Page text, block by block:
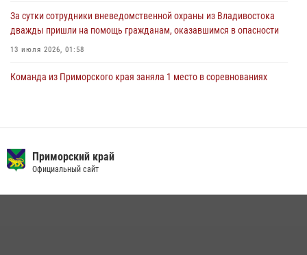
За сутки сотрудники вневедомственной охраны из Владивостока
дважды пришли на помощь гражданам, оказавшимся в опасности
13 июля 2026, 01:58
Команда из Приморского края заняла 1 место в соревнованиях
действия постояльца гостиницы
16 июля 2026, 01:13
Во Владивостоке росгвардейцы задержали подозреваемого в
Приморский край
Официальный сайт